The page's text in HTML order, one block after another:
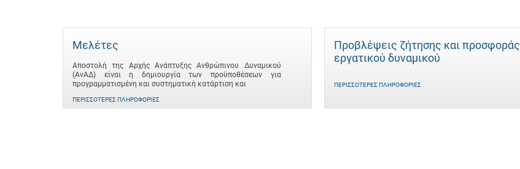
Μελέτες
Αποστολή της Αρχής Ανάπτυξης Ανθρώπινου Δυναμικού
(ΑνΑΔ) είναι η δημιουργία των προϋποθέσεων για
προγραμματισμένη και συστηματική κατάρτιση και
ΠΕΡΙΣΣΌΤΕΡΕΣ ΠΛΗΡΟΦΟΡΊΕΣ
Προβλέψεις ζήτησης και προσφοράς
εργατικού δυναμικού
ΠΕΡΙΣΣΌΤΕΡΕΣ ΠΛΗΡΟΦΟΡΊΕΣ